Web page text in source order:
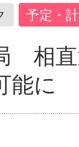
予定・
相
能に